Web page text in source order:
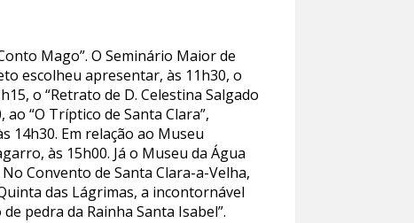
Mago”. O Seminário Maior de
escolheu apresentar, às 11h30, o
o “Retrato de D. Celestina Salgado
“O Tríptico de Santa Clara”,
14h30. Em relação ao Museu
às 15h00. Já o Museu da Água
Convento de Santa Clara-a-Velha,
das Lágrimas, a incontornável
pedra da Rainha Santa Isabel”.